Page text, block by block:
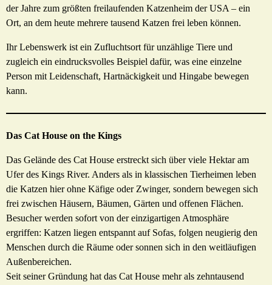
der Jahre zum größten freilaufenden Katzenheim der USA – ein
Ort, an dem heute mehrere tausend Katzen frei leben können.
Ihr Lebenswerk ist ein Zufluchtsort für unzählige Tiere und
zugleich ein eindrucksvolles Beispiel dafür, was eine einzelne
Person mit Leidenschaft, Hartnäckigkeit und Hingabe bewegen
kann.
Das Cat House on the Kings
Das Gelände des Cat House erstreckt sich über viele Hektar am
Ufer des Kings River. Anders als in klassischen Tierheimen leben
die Katzen hier ohne Käfige oder Zwinger, sondern bewegen sich
frei zwischen Häusern, Bäumen, Gärten und offenen Flächen.
Besucher werden sofort von der einzigartigen Atmosphäre
ergriffen: Katzen liegen entspannt auf Sofas, folgen neugierig den
Menschen durch die Räume oder sonnen sich in den weitläufigen
Außenbereichen.
Seit seiner Gründung hat das Cat House mehr als zehntausend